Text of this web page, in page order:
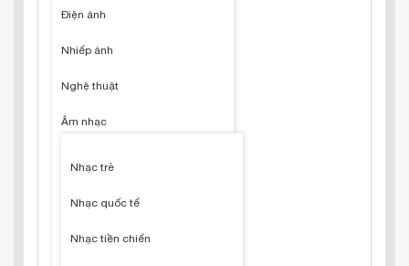
Điện ảnh
Nhiếp ảnh
Nghệ thuật
Âm nhạc
Nhạc trẻ
Nhạc quốc tế
Nhạc tiền chiến